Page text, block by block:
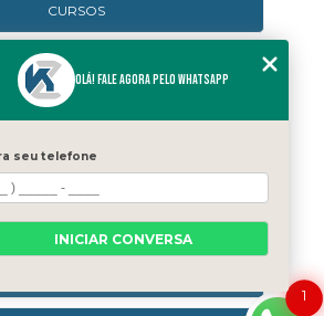
CURSOS
CURSOS ONLINE
CONTATO
CATEGORIAS
1
Olá! Fale agora pelo WhatsApp
seu telefone
INICIAR CONVERSA